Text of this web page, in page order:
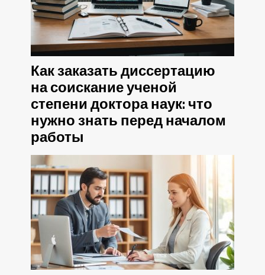
Как заказать диссертацию
на соискание ученой
степени доктора наук: что
нужно знать перед началом
работы